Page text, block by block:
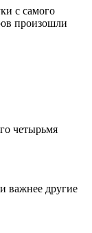
с самого
произошли
четырьмя
важнее другие